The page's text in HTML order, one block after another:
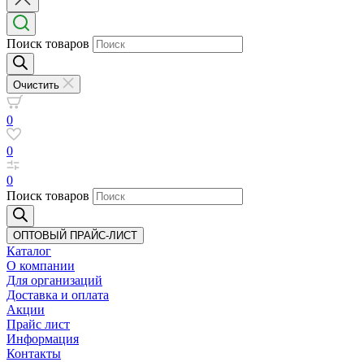
Поиск товаров
Очистить
0
0
0
Поиск товаров
ОПТОВЫЙ ПРАЙС-ЛИСТ
Каталог
О компании
Для организаций
Доставка и оплата
Акции
Прайс лист
Информация
Контакты